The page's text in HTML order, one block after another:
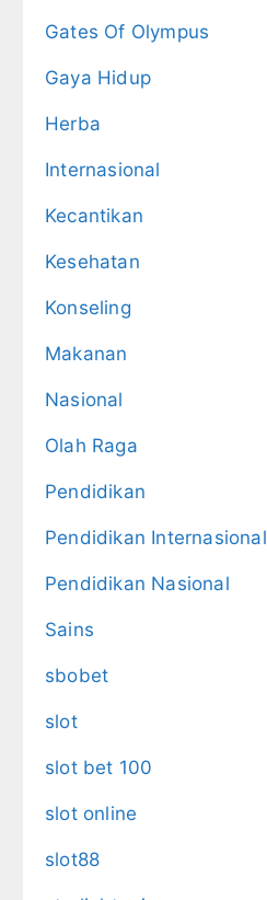
Gates Of Olympus
Gaya Hidup
Herba
Internasional
Kecantikan
Kesehatan
Konseling
Makanan
Nasional
Olah Raga
Pendidikan
Pendidikan Internasional
Pendidikan Nasional
Sains
sbobet
slot
slot bet 100
slot online
slot88